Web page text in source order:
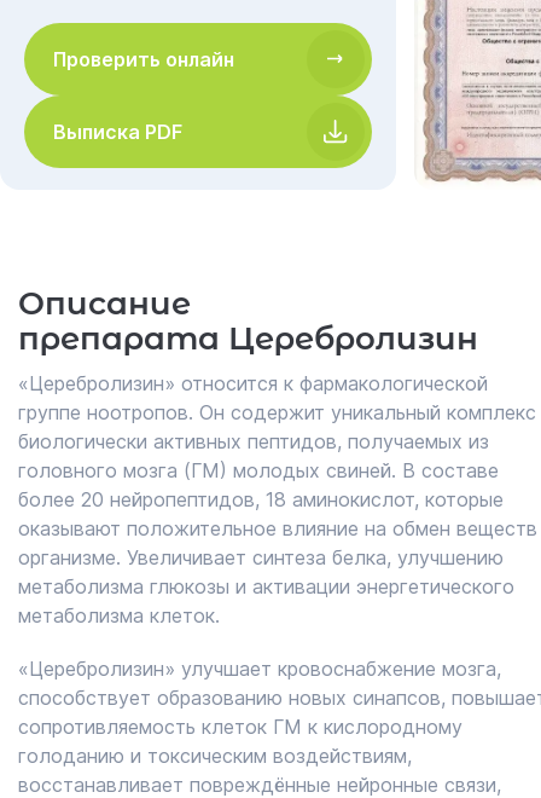
Проверить онлайн
Выписка PDF
Описание
препарата Церебролизин
«Церебролизин» относится к фармакологической
группе ноотропов. Он содержит уникальный комплекс
биологически активных пептидов, получаемых из
головного мозга (ГМ) молодых свиней. В составе
более 20 нейропептидов, 18 аминокислот, которые
оказывают положительное влияние на обмен
организме. Увеличивает синтеза белка, улучшению
метаболизма глюкозы и активации энергетического
метаболизма клеток.
«Церебролизин» улучшает кровоснабжение мозга,
способствует образованию новых синапсов,
сопротивляемость клеток ГМ к кислородному
голоданию и токсическим воздействиям,
восстанавливает повреждённые нейронные связи,